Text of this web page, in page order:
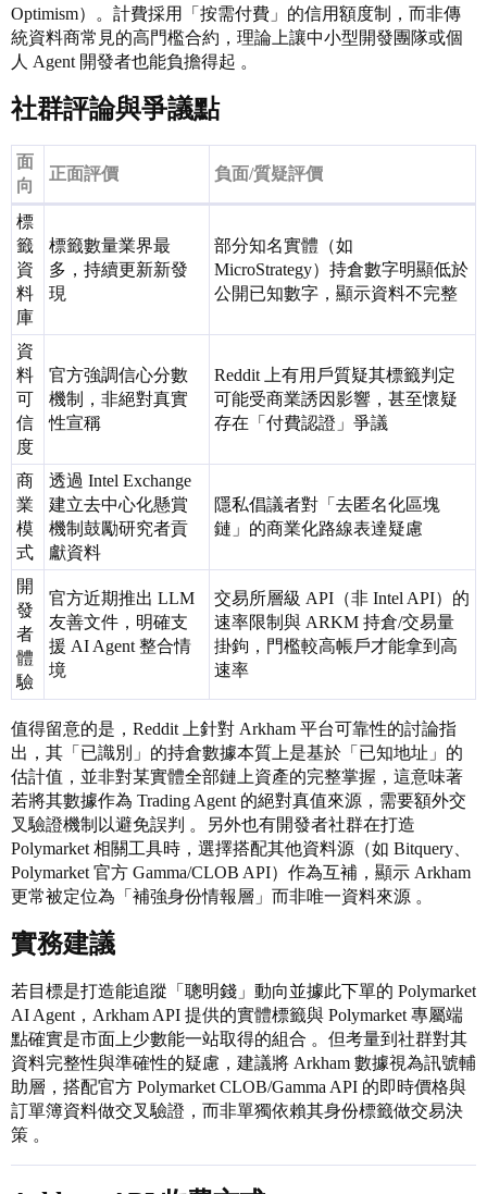
Optimism）。計費採用「按需付費」的信用額度制，而非傳
統資料商常見的高門檻合約，理論上讓中小型開發團隊或個
人 Agent 開發者也能負擔得起 。
社群評論與爭議點
面
向
正面評價 負面/質疑評價
標
籤
資
料
庫
標籤數量業界最
多，持續更新新發
現
部分知名實體（如
MicroStrategy）持倉數字明顯低於
公開已知數字，顯示資料不完整
資
料
可
信
度
官方強調信心分數
機制，非絕對真實
性宣稱
Reddit 上有用戶質疑其標籤判定
可能受商業誘因影響，甚至懷疑
存在「付費認證」爭議
商
業
模
式
透過 Intel Exchange
建立去中心化懸賞
機制鼓勵研究者貢
獻資料
隱私倡議者對「去匿名化區塊
鏈」的商業化路線表達疑慮
開
發
者
體
驗
官方近期推出 LLM
友善文件，明確支
援 AI Agent 整合情
境
交易所層級 API（非 Intel API）的
速率限制與 ARKM 持倉/交易量
掛鉤，門檻較高帳戶才能拿到高
速率
值得留意的是，Reddit 上針對 Arkham 平台可靠性的討論指
出，其「已識別」的持倉數據本質上是基於「已知地址」的
估計值，並非對某實體全部鏈上資產的完整掌握，這意味著
若將其數據作為 Trading Agent 的絕對真值來源，需要額外交
叉驗證機制以避免誤判 。另外也有開發者社群在打造
Polymarket 相關工具時，選擇搭配其他資料源（如 Bitquery、
Polymarket 官方 Gamma/CLOB API）作為互補，顯示 Arkham
更常被定位為「補強身份情報層」而非唯一資料來源 。
實務建議
若目標是打造能追蹤「聰明錢」動向並據此下單的 Polymarket
AI Agent，Arkham API 提供的實體標籤與 Polymarket 專屬端
點確實是市面上少數能一站取得的組合 。但考量到社群對其
資料完整性與準確性的疑慮，建議將 Arkham 數據視為訊號輔
助層，搭配官方 Polymarket CLOB/Gamma API 的即時價格與
訂單簿資料做交叉驗證，而非單獨依賴其身份標籤做交易決
策 。